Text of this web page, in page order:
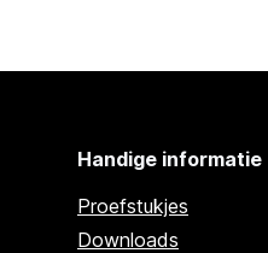
Handige informatie
Proefstukjes
Downloads